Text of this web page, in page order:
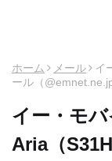
ホーム メール
イ
ール（
イー・モ
Aria（